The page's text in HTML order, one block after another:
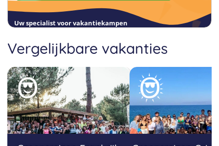
Uw specialist voor vakantiekampen
Vergelijkbare vakanties